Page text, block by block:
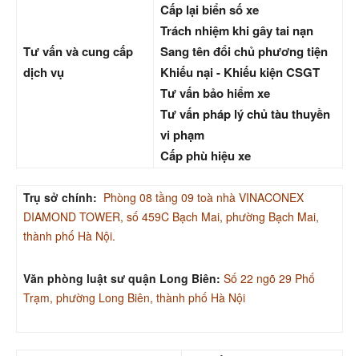
Tư vấn và cung cấp
dịch vụ
Cấp lại biển số xe
Trách nhiệm khi gây tai nạn
Sang tên đổi chủ phương tiện
Khiếu nại - Khiếu kiện CSGT
Tư vấn bảo hiểm xe
Tư vấn pháp lý chủ tàu thuyền
vi phạm
Cấp phù hiệu xe
Trụ sở chính: Phòng 08 tầng 09 toà nhà VINACONEX
DIAMOND TOWER, số 459C Bạch Mai, phường Bạch Mai,
thành phố Hà Nội.
Văn phòng luật sư quận Long Biên: Số 22 ngõ 29 Phố
Trạm, phường Long Biên, thành phố Hà Nội